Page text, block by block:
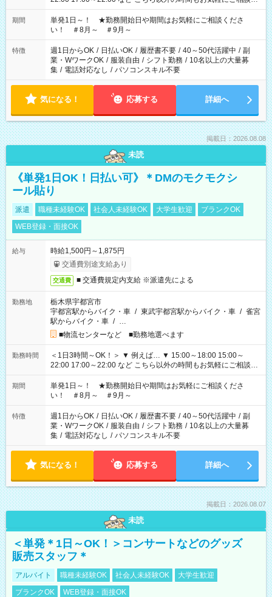
ださい！
期間
単発1日～！ ★勤務開始日や期間はお気軽にご相談くださ
い！ ＃8月～ ＃9月～
特徴 週1日からOK / 日払いOK / 履歴書不要 / 40～50代活躍中 / 副
業・WワークOK / 服装自由 / シフト勤務 / 10名以上の大量募
集 / 電話対応なし / パソコンスキル不要
気になる！ 応募する 詳細へ
掲載日：2026.08.08
未読
《単発1日OK！日払い可》＊DMのモクモクシ
ール貼り
派遣 職種未経験OK 社会人未経験OK 大学生歓迎
ブランクOK
WEB登録・面接OK
給与
時給1,500円～1,875円
交通費別途支給あり
交通費 ■ 交通費規定内支給 ※派遣先による
勤務地
栃木県宇都宮市
宇都宮駅からバイク・車 / 東武宇都宮駅からバイク・車 / 雀宮
駅からバイク・車 / …
■物流センターなど ■勤務地選べます
勤務時間
＜1日3時間～OK！＞ ▼ 例えば… ▼ 15:00～18:00 15:00～
22:00 17:00～22:00 など こちら以外の時間もお気軽にご相談く
ださい！
期間
単発1日～！ ★勤務開始日や期間はお気軽にご相談くださ
い！ ＃8月～ ＃9月～
特徴 週1日からOK / 日払いOK / 履歴書不要 / 40～50代活躍中 / 副
業・WワークOK / 服装自由 / シフト勤務 / 10名以上の大量募
集 / 電話対応なし / パソコンスキル不要
気になる！ 応募する 詳細へ
掲載日：2026.08.07
未読
＜単発＊1日～OK！＞コンサートなどのグッズ
販売スタッフ＊
アルバイト 職種未経験OK 社会人未経験OK
大学生歓迎
ブランクOK
WEB登録・面接OK